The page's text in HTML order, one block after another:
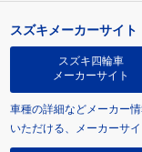
スズキメーカーサイト
スズキ四輪車
メーカーサイト
車種の詳細などメーカー
いただける、メーカーサイ